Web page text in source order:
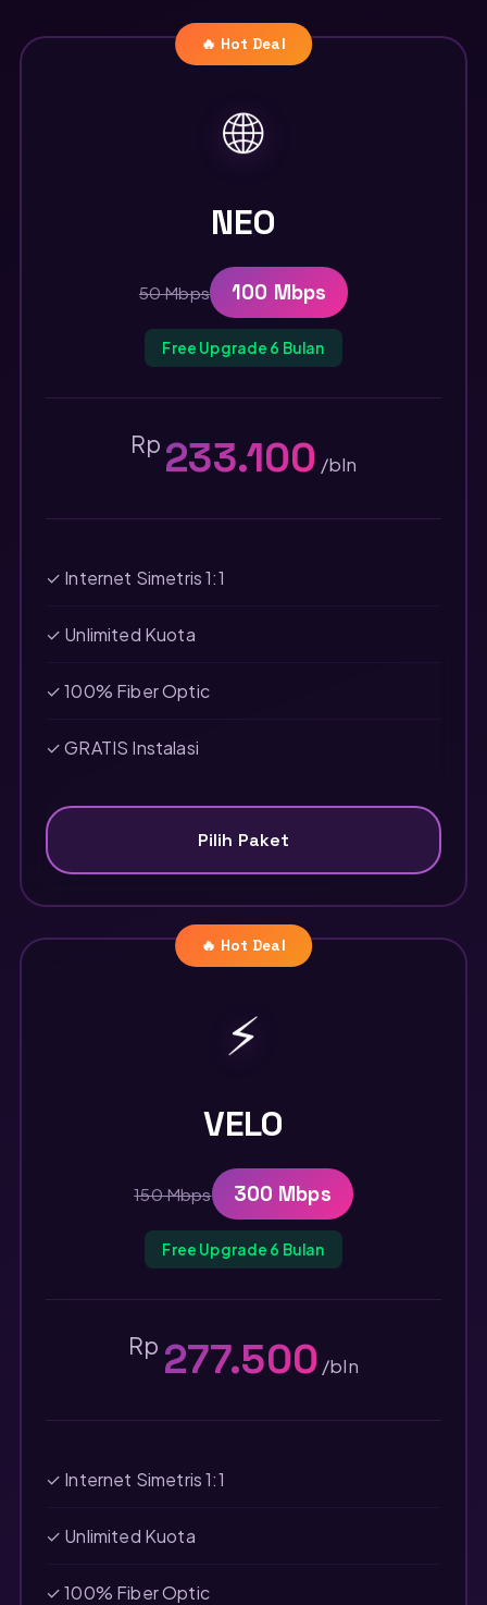
🔥 Hot Deal
🌐
NEO
50 Mbps 100 Mbps
Free Upgrade 6 Bulan
Rp 233.100 /bln
✓ Internet Simetris 1:1
✓ Unlimited Kuota
✓ 100% Fiber Optic
✓ GRATIS Instalasi
Pilih Paket
🔥 Hot Deal
⚡
VELO
150 Mbps 300 Mbps
Free Upgrade 6 Bulan
Rp 277.500 /bln
✓ Internet Simetris 1:1
✓ Unlimited Kuota
✓ 100% Fiber Optic